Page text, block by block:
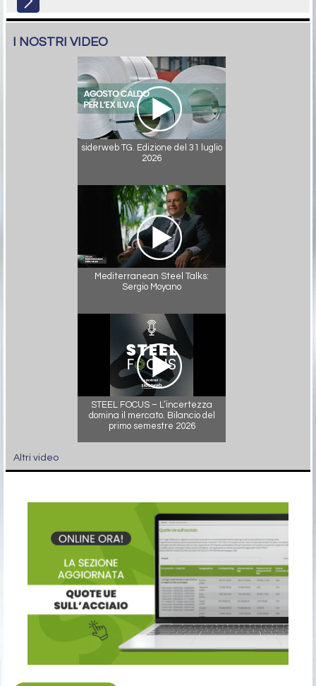
I NOSTRI VIDEO
siderweb TG. Edizione del 31 luglio
2026
Mediterranean Steel Talks:
Sergio Moyano
STEEL FOCUS – L’incertezza
domina il mercato. Bilancio del
primo semestre 2026
Altri video